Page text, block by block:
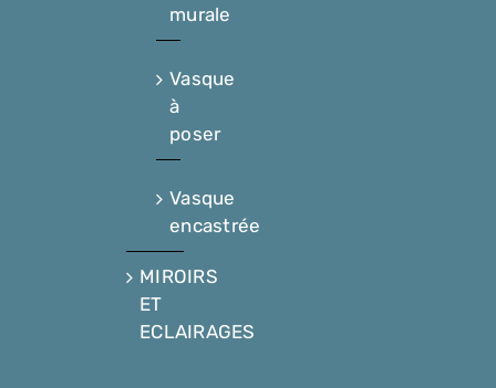
murale
Vasque
à
poser
Vasque
encastrée
MIROIRS
ET
ECLAIRAGES